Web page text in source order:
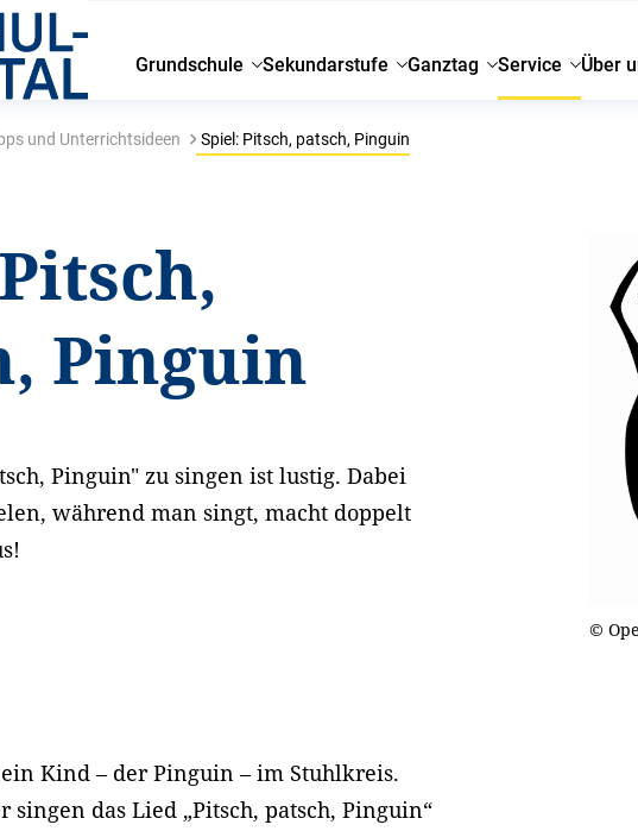
Grundschule Sekundarstufe Ganztag Service Über
und Unterrichtsideen Spiel: Pitsch, patsch, Pinguin
Pinguin
Pinguin" zu singen ist lustig. Dabei
während man singt, macht doppelt
Kind – der Pinguin – im Stuhlkreis.
das Lied „Pitsch, patsch, Pinguin“
©